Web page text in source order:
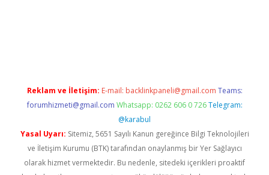
Reklam ve İletişim: E-mail: backlinkpaneli@gmail.com Teams:
forumhizmeti@gmail.com Whatsapp: 0262 606 0 726 Telegram:
@karabul
Yasal Uyarı: Sitemiz, 5651 Sayılı Kanun gereğince Bilgi Teknolojileri
ve İletişim Kurumu (BTK) tarafından onaylanmış bir Yer Sağlayıcı
olarak hizmet vermektedir. Bu nedenle, sitedeki içerikleri proaktif